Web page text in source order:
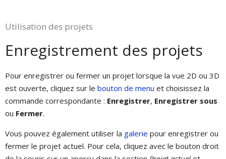
Utilisation des projets
Enregistrement des projets
Pour enregistrer ou fermer un projet lorsque la vue 2D ou 3D
est ouverte, cliquez sur le bouton de menu et choisissez la
commande correspondante : Enregistrer, Enregistrer sous
ou Fermer.
Vous pouvez également utiliser la galerie pour enregistrer ou
fermer le projet actuel. Pour cela, cliquez avec le bouton droit